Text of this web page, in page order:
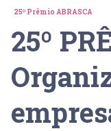
25º Prêmio ABRASCA
25º